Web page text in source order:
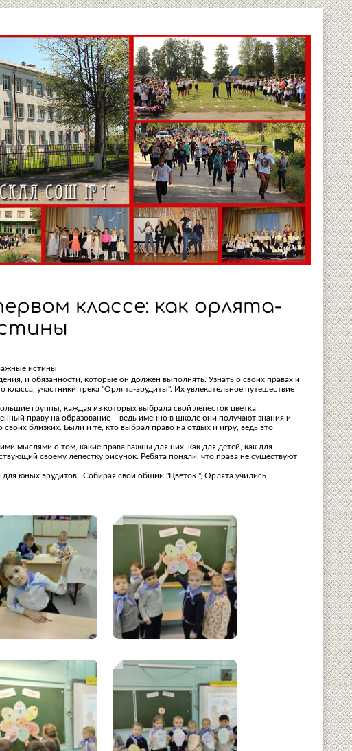
классе: как орлята-
истины
и обязанности, которые он должен выполнять. Узнать о своих правах и
участники трека "Орлята-эрудиты". Их увлекательное путешествие
группы, каждая из которых выбрала свой лепесток цветка ,
праву на образование – ведь именно в школе они получают знания и
близких. Были и те, кто выбрал право на отдых и игру, ведь это
мыслями о том, какие права важны для них, как для детей, как для
своему лепестку рисунок. Ребята поняли, что права не существуют
юных эрудитов . Собирая свой общий "Цветок ", Орлята учились